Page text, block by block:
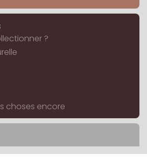
?
choses encore